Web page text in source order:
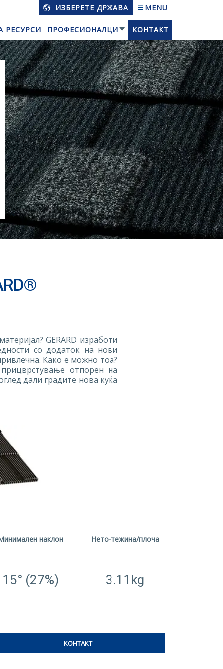
ИЗБЕРЕТЕ ДРЖАВА MENU
РЕСУРСИ ПРОФЕСИОНАЛЦИ
КОНТАКТ
GERARD изработи
со додаток на нови
Како е можно тоа?
отпорен на
дали градите нова куќа
наклон
15° (27%)
Нето-тежина/плоча
3.11kg
КОНТАКТ